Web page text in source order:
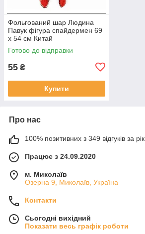
Фольгований шар Людина
Павук фігура спайдермен 69
х 54 см Китай
Готово до відправки
55 ₴
Купити
Про нас
100% позитивних з 349 відгуків за рік
Працює з 24.09.2020
м. Миколаїв
Озерна 9, Миколаїв, Україна
Контакти
Сьогодні вихідний
Показати весь графік роботи